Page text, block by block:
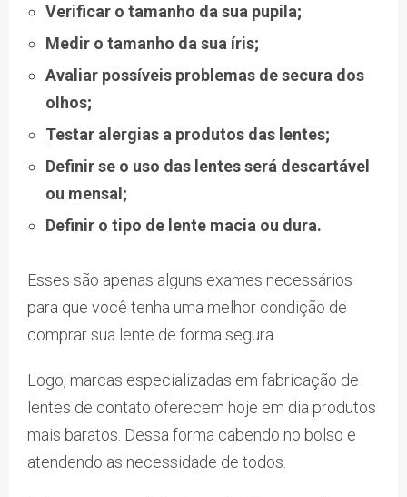
Verificar o tamanho da sua pupila;
Medir o tamanho da sua íris;
Avaliar possíveis problemas de secura dos
olhos;
Testar alergias a produtos das lentes;
Definir se o uso das lentes será descartável
ou mensal;
Definir o tipo de lente macia ou dura.
Esses são apenas alguns exames necessários
para que você tenha uma melhor condição de
comprar sua lente de forma segura.
Logo, marcas especializadas em fabricação de
lentes de contato oferecem hoje em dia produtos
mais baratos. Dessa forma cabendo no bolso e
atendendo as necessidade de todos.